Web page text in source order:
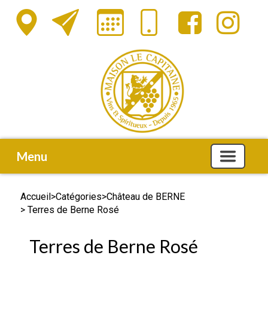
Menu
Accueil>Catégories>Château de BERNE
> Terres de Berne Rosé
Terres de Berne Rosé